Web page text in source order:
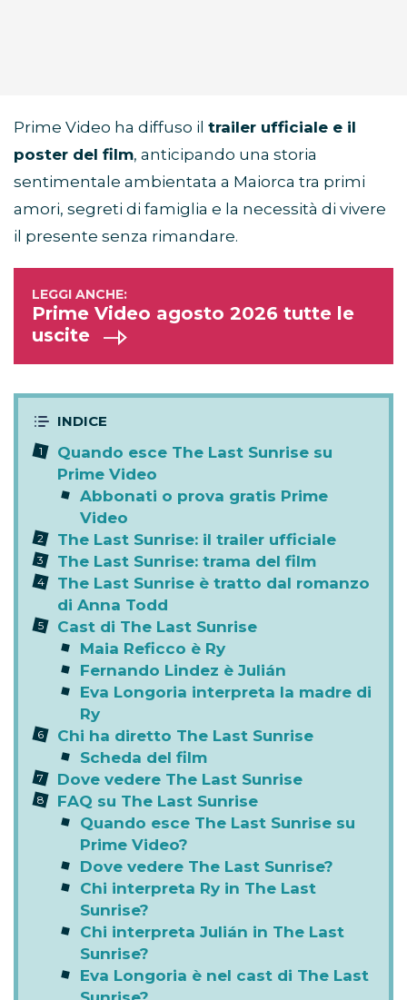
Prime Video ha diffuso il trailer ufficiale e il
poster del film, anticipando una storia
sentimentale ambientata a Maiorca tra primi
amori, segreti di famiglia e la necessità di vivere
il presente senza rimandare.
Prime Video agosto 2026 tutte le
uscite
Quando esce The Last Sunrise su
Prime Video
Abbonati o prova gratis Prime
Video
The Last Sunrise: il trailer ufficiale
The Last Sunrise: trama del film
The Last Sunrise è tratto dal romanzo
di Anna Todd
Cast di The Last Sunrise
Maia Reficco è Ry
Fernando Lindez è Julián
Eva Longoria interpreta la madre di
Ry
Chi ha diretto The Last Sunrise
Scheda del film
Dove vedere The Last Sunrise
FAQ su The Last Sunrise
Quando esce The Last Sunrise su
Prime Video?
Dove vedere The Last Sunrise?
Chi interpreta Ry in The Last
Sunrise?
Chi interpreta Julián in The Last
Sunrise?
Eva Longoria è nel cast di The Last